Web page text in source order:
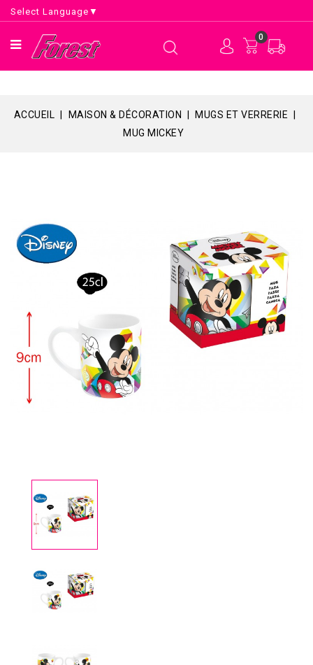
Select Language ▼
0
ACCUEIL MAISON & DÉCORATION
MUGS ET VERRERIE
MUG MICKEY